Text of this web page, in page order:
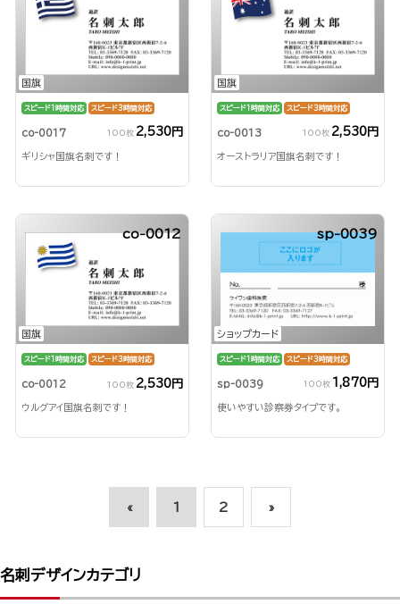
国旗
スピード1時間対応 スピード3時間対応
co-0017 100枚 2,530円
ギリシャ国旗名刺です！
国旗
スピード1時間対応 スピード3時間対応
co-0013 100枚 2,530円
オーストラリア国旗名刺です！
国旗
co-0012
スピード1時間対応 スピード3時間対応
co-0012 100枚 2,530円
ウルグアイ国旗名刺です！
ショップカード
sp-0039
スピード1時間対応 スピード3時間対応
sp-0039 100枚 1,870円
使いやすい診察券タイプです。
« 1 2 »
名刺デザインカテゴリ